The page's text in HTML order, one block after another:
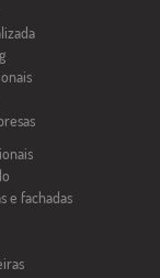
e fachadas